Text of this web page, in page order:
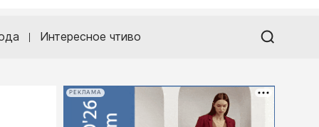
Интересное чтиво
РЕКЛАМА